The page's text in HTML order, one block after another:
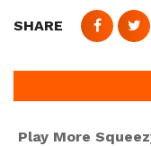
SHARE
Play More